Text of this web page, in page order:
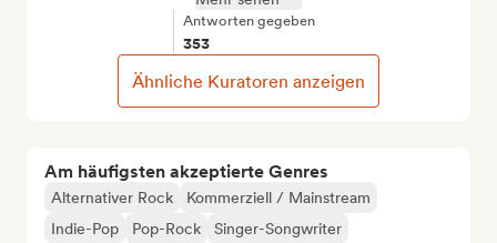
Am häufigsten akzeptierte Genres
Alternativer Rock
Kommerziell / Mainstream
Indie-Pop
Pop-Rock Singer-Songwriter
Antworten gegeben
353
Ähnliche Kuratoren anzeigen